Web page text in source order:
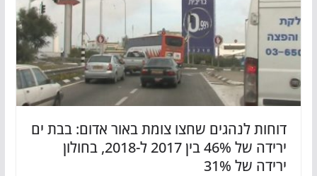
דוחות לנהגים שחצו צומת באור אדום: בבת ים
ירידה של 46% בין 2017 ל-2018, בחולון
ירידה של 31%